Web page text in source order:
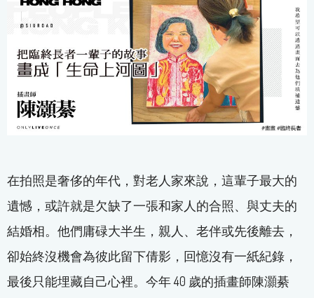
在拍照是奢侈的年代，對老人家來說，這輩子最大的
遺憾，或許就是欠缺了一張和家人的合照、與丈夫的
結婚相。他們庸碌大半生，親人、老伴或先後離去，
卻始終沒機會為彼此留下倩影，回憶沒有一紙紀錄，
最後只能埋藏自己心裡。今年 40 歲的插畫師陳灝綦